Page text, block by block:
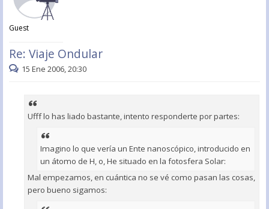
Guest
Re: Viaje Ondular
15 Ene 2006, 20:30
Ufff lo has liado bastante, intento responderte por partes:
Imagino lo que vería un Ente nanoscópico, introducido en
un átomo de H, o, He situado en la fotosfera Solar:
Mal empezamos, en cuántica no se vé como pasan las cosas,
pero bueno sigamos: